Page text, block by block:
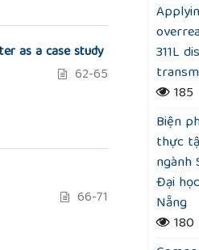
as a case study
62-65
66-71
311L
185
Biện
thực
ngành
Đại
Nẵng
180